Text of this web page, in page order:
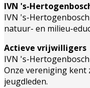
IVN 's-
IVN 's-
natuur- en milieu-
Actieve vrijwilligers
IVN 's-
Onze vereniging kent
jeugdleden.